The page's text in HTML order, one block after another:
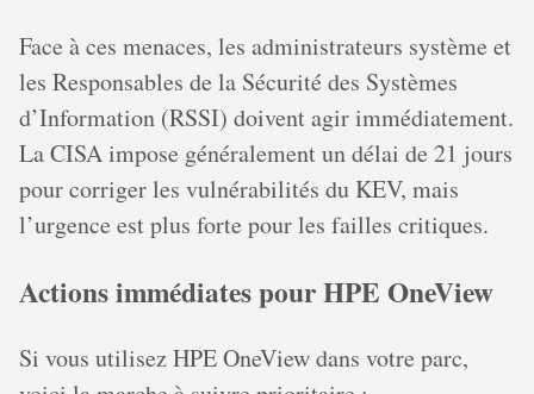
Face à ces menaces, les administrateurs système et
les Responsables de la Sécurité des Systèmes
d’Information (RSSI) doivent agir immédiatement.
La CISA impose généralement un délai de 21 jours
pour corriger les vulnérabilités du KEV, mais
l’urgence est plus forte pour les failles critiques.
Actions immédiates pour HPE OneView
Si vous utilisez HPE OneView dans votre parc,